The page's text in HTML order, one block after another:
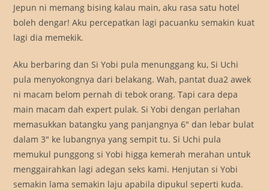
Jepun ni memang bising kalau main, aku rasa satu hotel
boleh dengar! Aku percepatkan lagi pacuanku semakin kuat
lagi dia memekik.
Aku berbaring dan Si Yobi pula menunggang ku, Si Uchi
pula menyokongnya dari belakang. Wah, pantat dua2 awek
ni macam belom pernah di tebok orang. Tapi cara depa
main macam dah expert pulak. Si Yobi dengan perlahan
memasukkan batangku yang panjangnya 6″ dan lebar bulat
dalam 3″ ke lubangnya yang sempit tu. Si Uchi pula
memukul punggong si Yobi higga kemerah merahan untuk
menggairahkan lagi adegan seks kami. Henjutan si Yobi
semakin lama semakin laju apabila dipukul seperti kuda.